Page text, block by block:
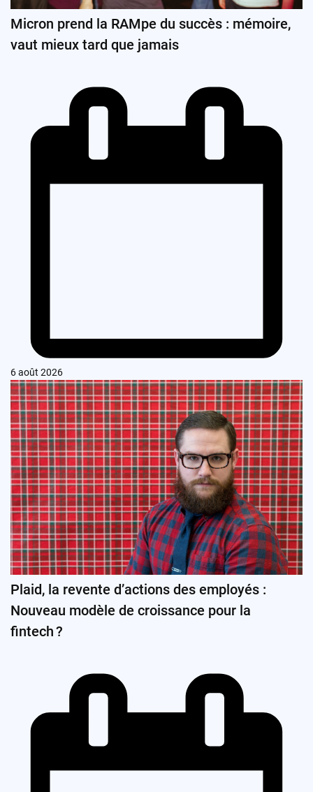
Micron prend la RAMpe du succès : mémoire,
vaut mieux tard que jamais
6 août 2026
Plaid, la revente d’actions des employés :
Nouveau modèle de croissance pour la
fintech ?